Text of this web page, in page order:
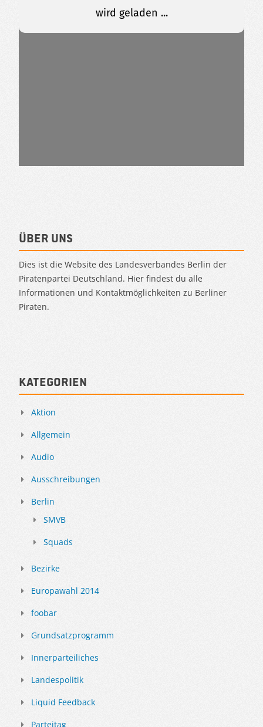
Über uns
Dies ist die Website des Landesverbandes Berlin der
Piratenpartei Deutschland. Hier findest du alle
Informationen und Kontaktmöglichkeiten zu Berliner
Piraten.
Kategorien
Aktion
Allgemein
Audio
Ausschreibungen
Berlin
SMVB
Squads
Bezirke
Europawahl 2014
foobar
Grundsatzprogramm
Innerparteiliches
Landespolitik
Liquid Feedback
Parteitag